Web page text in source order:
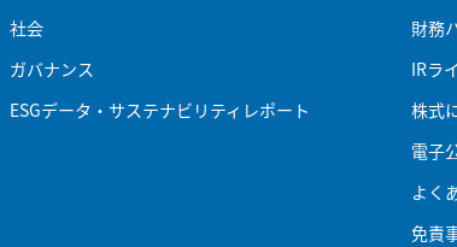
社会
ガバナンス
ESGデータ・サステナビリティレポート
財務
IRラ
株式
電子
よく
免責